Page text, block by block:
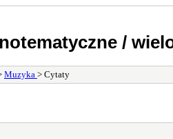
/
Muzyka > Cytaty